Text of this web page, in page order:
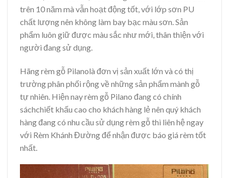
trên 10 năm mà vẫn hoạt động tốt, với lớp sơn PU
chất lượng nên không làm bay bạc màu sơn. Sản
phẩm luôn giữ được màu sắc như mới, thân thiện với
người đang sử dụng.
Hãng rèm gỗ Pilanolà đơn vị sản xuất lớn và có thị
trường phân phối rộng về những sản phẩm mành gỗ
tự nhiên. Hiện nay rèm gỗ Pilano đang có chính
sáchchiết khấu cao cho khách hàng lẻ nên quý khách
hàng đang có nhu cầu sử dụng rèm gỗ thì liên hệ ngay
với Rèm Khánh Đường để nhận được báo giá rèm tốt
nhất.